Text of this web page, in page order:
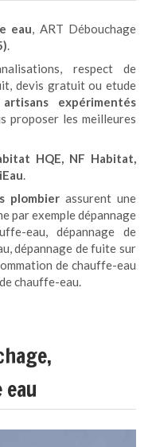
eau, ART Débouchage
.
respect de
devis gratuit ou etude
expérimentés
proposer les meilleures
HQE, NF Habitat,
.
plombier assurent une
par exemple dépannage
eau, dépannage de
dépannage de fuite sur
de chauffe-eau
chauffe-eau.